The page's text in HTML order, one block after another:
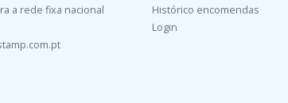
a rede fixa nacional
Histórico encomendas
Login